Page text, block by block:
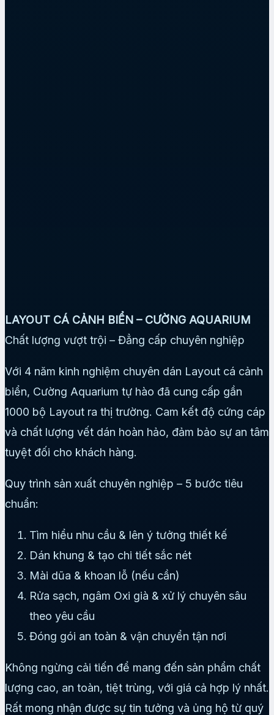
LAYOUT CÁ CẢNH BIỂN – CƯỜNG AQUARIUM
Chất lượng vượt trội – Đẳng cấp chuyên nghiệp
Với 4 năm kinh nghiệm chuyên dán Layout cá cảnh
biển, Cường Aquarium tự hào đã cung cấp gần
1000 bộ Layout ra thị trường. Cam kết độ cứng cáp
và chất lượng vết dán hoàn hảo, đảm bảo sự an tâm
tuyệt đối cho khách hàng.
Quy trình sản xuất chuyên nghiệp – 5 bước tiêu
chuẩn:
Tìm hiểu nhu cầu & lên ý tưởng thiết kế
Dán khung & tạo chi tiết sắc nét
Mài dũa & khoan lỗ (nếu cần)
Rửa sạch, ngâm Oxi già & xử lý chuyên sâu
theo yêu cầu
Đóng gói an toàn & vận chuyển tận nơi
Không ngừng cải tiến để mang đến sản phẩm chất
lượng cao, an toàn, tiệt trùng, với giá cả hợp lý nhất.
Rất mong nhận được sự tin tưởng và ủng hộ từ quý